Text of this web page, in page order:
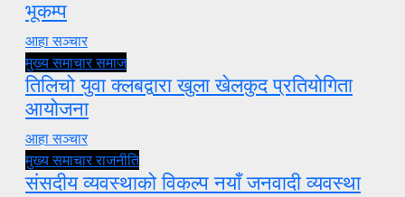
भूकम्प
आहा सञ्चार
मुख्य समाचारसमाज
तिलिचो युवा क्लबद्वारा खुला खेलकुद प्रतियोगिता
आयोजना
आहा सञ्चार
मुख्य समाचारराजनीति
संसदीय व्यवस्थाको विकल्प नयाँ जनवादी व्यवस्था